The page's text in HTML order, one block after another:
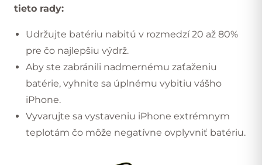
tieto rady:
Udržujte batériu nabitú v rozmedzí 20 až 80%
pre čo najlepšiu výdrž.
Aby ste zabránili nadmernému zaťaženiu
batérie, vyhnite sa úplnému vybitiu vášho
iPhone.
Vyvarujte sa vystaveniu iPhone extrémnym
teplotám čo môže negatívne ovplyvniť batériu.